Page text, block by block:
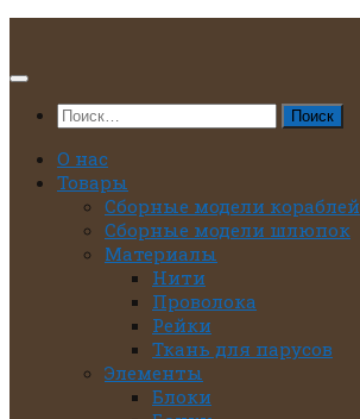
содержимому
Найти:
О нас
Товары
Сборные модели кораблей
Сборные модели шлюпок
Материалы
Нити
Проволока
Рейки
Ткань для парусов
Элементы
Блоки